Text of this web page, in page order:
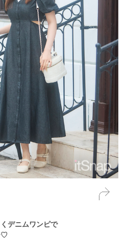
デニムワンピで
♡